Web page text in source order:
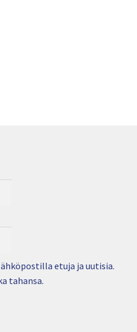
etuja ja uutisia.
tahansa.